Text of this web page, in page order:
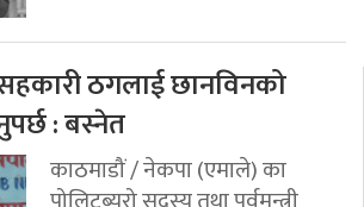
ठगलाई छानविनको
: बस्नेत
काठमाडौं / नेकपा (एमाले) का